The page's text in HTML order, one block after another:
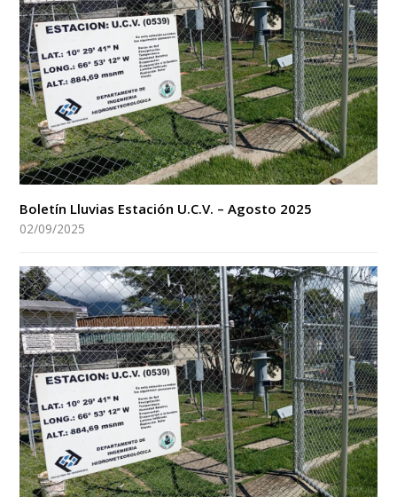
Boletín Lluvias Estación U.C.V. – Agosto 2025
02/09/2025